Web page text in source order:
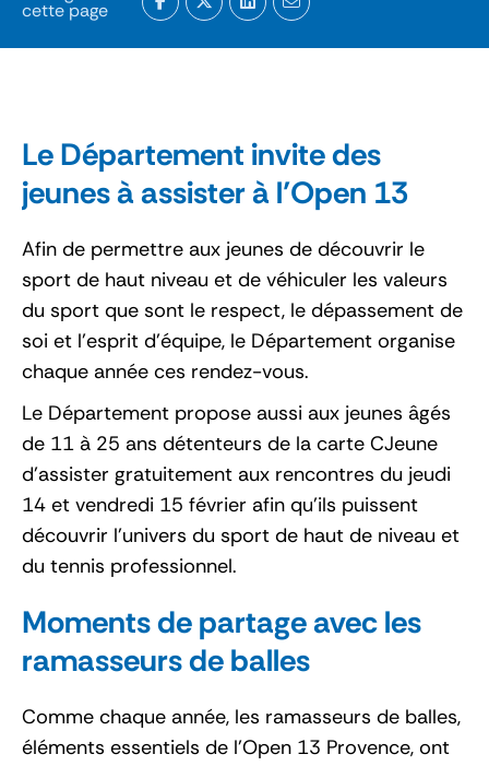
cette page
Le Département invite des
jeunes à assister à l’Open 13
Afin de permettre aux jeunes de découvrir le
sport de haut niveau et de véhiculer les valeurs
du sport que sont le respect, le dépassement de
soi et l’esprit d’équipe, le Département organise
chaque année ces rendez-vous.
Le Département propose aussi aux jeunes âgés
de 11 à 25 ans détenteurs de la carte CJeune
d’assister gratuitement aux rencontres du jeudi
14 et vendredi 15 février afin qu’ils puissent
découvrir l’univers du sport de haut de niveau et
du tennis professionnel.
Moments de partage avec les
ramasseurs de balles
Comme chaque année, les ramasseurs de balles,
éléments essentiels de l’Open 13 Provence, ont